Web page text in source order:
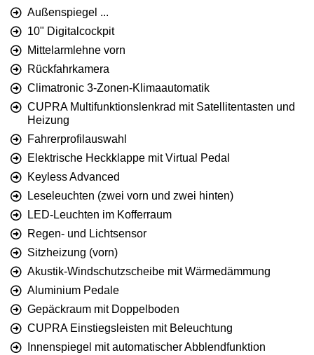
Außenspiegel ...
10" Digitalcockpit
Mittelarmlehne vorn
Rückfahrkamera
Climatronic 3-Zonen-Klimaautomatik
CUPRA Multifunktionslenkrad mit Satellitentasten und
Heizung
Fahrerprofilauswahl
Elektrische Heckklappe mit Virtual Pedal
Keyless Advanced
Leseleuchten (zwei vorn und zwei hinten)
LED-Leuchten im Kofferraum
Regen- und Lichtsensor
Sitzheizung (vorn)
Akustik-Windschutzscheibe mit Wärmedämmung
Aluminium Pedale
Gepäckraum mit Doppelboden
CUPRA Einstiegsleisten mit Beleuchtung
Innenspiegel mit automatischer Abblendfunktion